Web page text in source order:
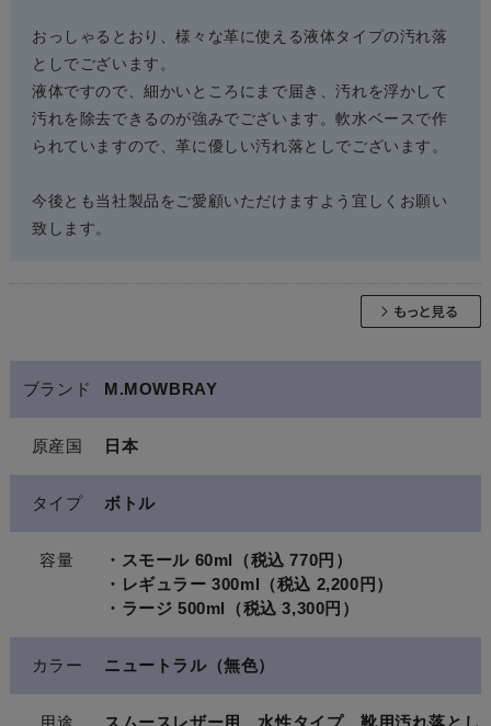
おっしゃるとおり、様々な革に使える液体タイプの汚れ落
としでございます。
液体ですので、細かいところにまで届き、汚れを浮かして
汚れを除去できるのが強みでございます。軟水ベースで作
られていますので、革に優しい汚れ落としでございます。
今後とも当社製品をご愛顧いただけますよう宜しくお願い
致します。
ブランド M.MOWBRAY
原産国 日本
タイプ ボトル
容量
・スモール 60ml（税込 770円）
・レギュラー 300ml（税込 2,200円）
・ラージ 500ml（税込 3,300円）
カラー ニュートラル（無色）
用途 スムースレザー用 水性タイプ 靴用汚れ落とし